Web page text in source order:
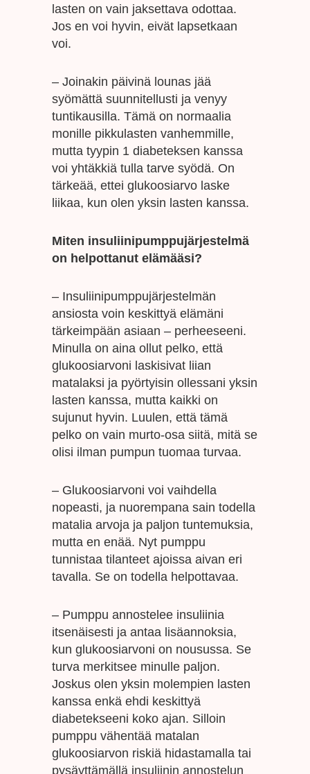
lasten on vain jaksettava odottaa.
Jos en voi hyvin, eivät lapsetkaan
voi.
– Joinakin päivinä lounas jää
syömättä suunnitellusti ja venyy
tuntikausilla. Tämä on normaalia
monille pikkulasten vanhemmille,
mutta tyypin 1 diabeteksen kanssa
voi yhtäkkiä tulla tarve syödä. On
tärkeää, ettei glukoosiarvo laske
liikaa, kun olen yksin lasten kanssa.
Miten insuliinipumppujärjestelmä
on helpottanut elämääsi?
– Insuliinipumppujärjestelmän
ansiosta voin keskittyä elämäni
tärkeimpään asiaan – perheeseeni.
Minulla on aina ollut pelko, että
glukoosiarvoni laskisivat liian
matalaksi ja pyörtyisin ollessani yksin
lasten kanssa, mutta kaikki on
sujunut hyvin. Luulen, että tämä
pelko on vain murto-osa siitä, mitä se
olisi ilman pumpun tuomaa turvaa.
– Glukoosiarvoni voi vaihdella
nopeasti, ja nuorempana sain todella
matalia arvoja ja paljon tuntemuksia,
mutta en enää. Nyt pumppu
tunnistaa tilanteet ajoissa aivan eri
tavalla. Se on todella helpottavaa.
– Pumppu annostelee insuliinia
itsenäisesti ja antaa lisäannoksia,
kun glukoosiarvoni on nousussa. Se
turva merkitsee minulle paljon.
Joskus olen yksin molempien lasten
kanssa enkä ehdi keskittyä
diabetekseeni koko ajan. Silloin
pumppu vähentää matalan
glukoosiarvon riskiä hidastamalla tai
pysäyttämällä insuliinin annostelun